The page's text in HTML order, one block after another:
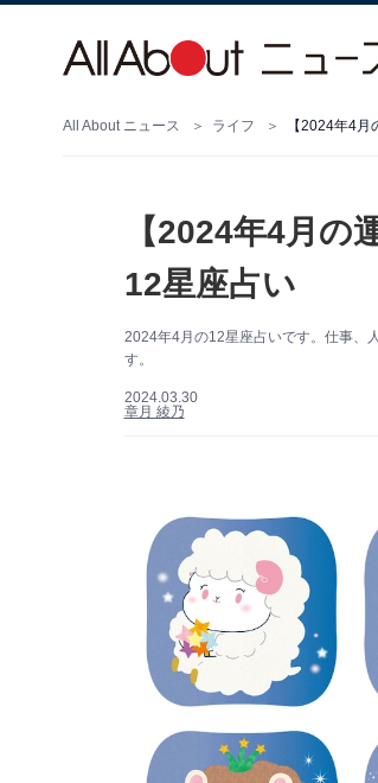
All About ニュース ライフ 【2024年4
【2024年4月の
12星座占い
2024年4月の12星座占いです。仕事、
す。
2024.03.30
章月 綾乃